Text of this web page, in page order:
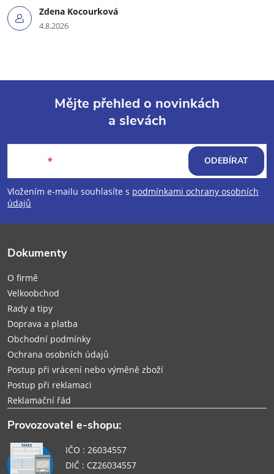
Zdena Kocourková
4.8.2026
p
a
Mějte přehled o novinkách
a slevách
Vložením e-mailu souhlasíte s podmínkami ochrany osobních
údajů
ODEBÍRAT
Dokumenty
O firmě
Velkoobchod
Rady a tipy
Doprava a platba
Obchodní podmínky
Ochrana osobních údajů
Postup při vrácení nebo výměně zboží
Postup při reklamaci
Reklamační řád
Provozovatel e-shopu:
IČO : 26034557
DIČ : CZ26034557